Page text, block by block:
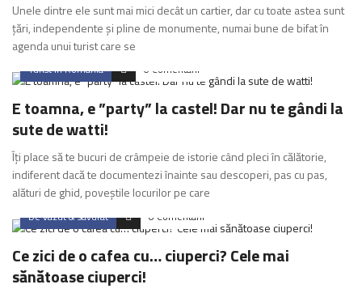
Unele dintre ele sunt mai mici decât un cartier, dar cu toate astea sunt
țări, independente și pline de monumente, numai bune de bifat în
agenda unui turist care se
Turist in Romania 0 Comentarii
E toamna, e ”party” la castel! Dar nu te gândi la
sute de watti!
Îți place să te bucuri de crâmpeie de istorie când pleci în călătorie,
indiferent dacă te documentezi înainte sau descoperi, pas cu pas,
alături de ghid, poveștile locurilor pe care
De vazut & savurat 0 Comentarii
Ce zici de o cafea cu… ciuperci? Cele mai
sănătoase ciuperci!